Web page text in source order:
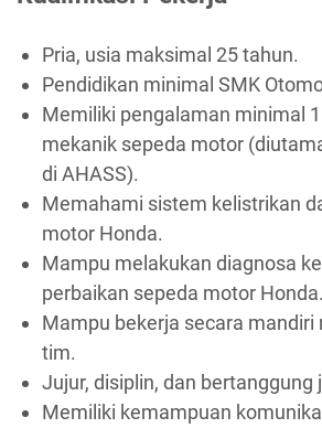
Pria, usia maksimal 25 tahun.
Pendidikan minimal SMK
Memiliki pengalaman minimal
mekanik sepeda motor
di AHASS).
Memahami sistem kelistrikan
motor Honda.
Mampu melakukan diagnosa
perbaikan sepeda motor Honda.
Mampu bekerja secara mandiri
tim.
Jujur, disiplin, dan bertanggung
Memiliki kemampuan